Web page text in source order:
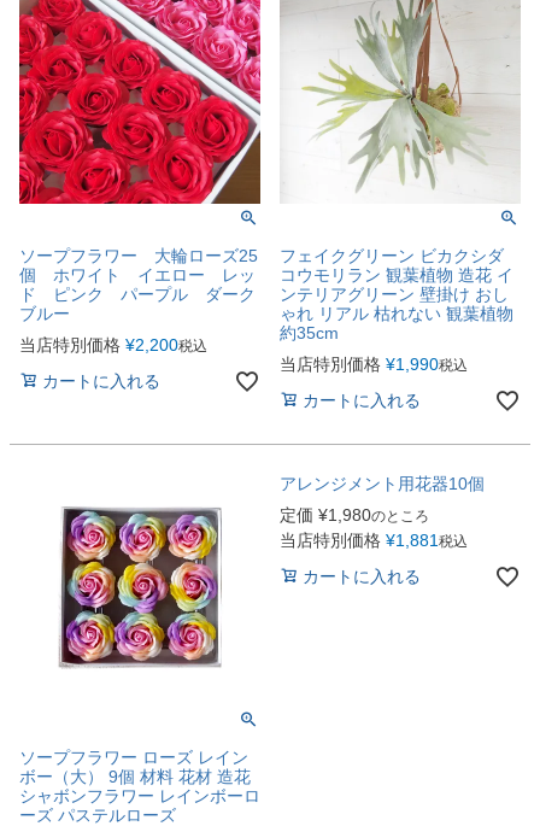
ソープフラワー 大輪ローズ25
個 ホワイト イエロー レッ
ド ピンク パープル ダーク
ブルー
当店特別価格 ¥2,200税込
カートに入れる
フェイクグリーン ビカクシダ
コウモリラン 観葉植物 造花 イ
ンテリアグリーン 壁掛け おし
ゃれ リアル 枯れない 観葉植物
約35cm
当店特別価格 ¥1,990税込
カートに入れる
ソープフラワー ローズ レイン
ボー（大） 9個 材料 花材 造花
シャボンフラワー レインボーロ
ーズ パステルローズ
アレンジメント用花器10個
定価 ¥1,980のところ
当店特別価格 ¥1,881 税込
カートに入れる